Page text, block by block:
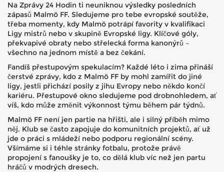
Na Zprávy 24 Hodin ti neuniknou výsledky posledních
zápasů Malmö FF. Sledujeme pro tebe evropské soutěže,
třeba momenty, kdy Malmö potrápí favority v kvalifikaci
Ligy mistrů nebo v skupině Evropské ligy. Klíčové góly,
překvapivé obraty nebo střelecká forma kanonýrů –
všechno na jednom místě a bez čekání.
Fandíš přestupovým spekulacím? Každé léto i zima přináší
čerstvé zprávy, kdo z Malmö FF by mohl zamířit do jiné
ligy, jestli přichází posily z jihu Evropy nebo někdo končí
kariéru. Přestupové okno sledujeme pod drobnohledem, ať
víš, kdo může změnit výkonnost týmu během pár týdnů.
Malmö FF není jen partie na hřišti, ale i silný příběh mimo
něj. Klub se často zapojuje do komunitních projektů, ať už
jde o práci s mládeží nebo podporu regionální scény.
Všímáme si i téhle stránky fotbalu, protože právě
propojení s fanoušky je to, co dělá klub víc než jen partu
hráčů v modrých dresech.